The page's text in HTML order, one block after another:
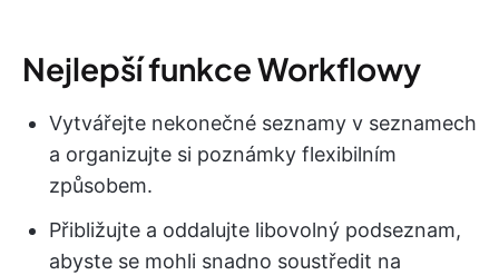
Nejlepší funkce Workflowy
Vytvářejte nekonečné seznamy v seznamech
a organizujte si poznámky flexibilním
způsobem.
Přibližujte a oddalujte libovolný podseznam,
abyste se mohli snadno soustředit na